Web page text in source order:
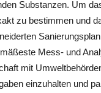
Substanzen. Um
zu bestimmen und
Mess- und
mit
einzuhalten und